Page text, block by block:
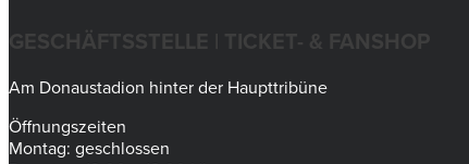
GESCHÄFTSSTELLE | TICKET- & FANSHOP
Am Donaustadion hinter der Haupttribüne
Öffnungszeiten
Montag: geschlossen